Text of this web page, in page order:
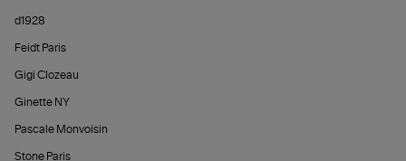
d1928
Feidt Paris
Gigi Clozeau
Ginette NY
Pascale Monvoisin
Stone Paris